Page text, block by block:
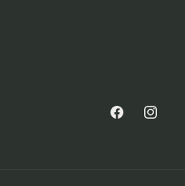
FacebookInstagram